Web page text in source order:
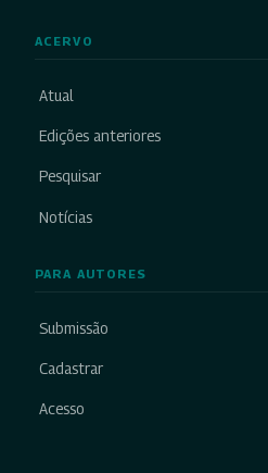
ACERVO
Atual
Edições anteriores
Pesquisar
Notícias
PARA AUTORES
Submissão
Cadastrar
Acesso